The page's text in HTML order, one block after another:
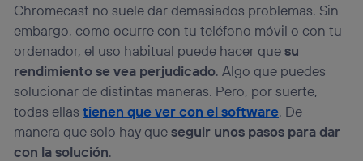
Chromecast no suele dar demasiados problemas. Sin
embargo, como ocurre con tu teléfono móvil o con tu
ordenador, el uso habitual puede hacer quesu
rendimiento se vea perjudicado. Algo que puedes
solucionar de distintas maneras. Pero, por suerte,
todas ellastienen que ver con el software. De
manera que solo hay queseguir unos pasos para dar
con la solución.